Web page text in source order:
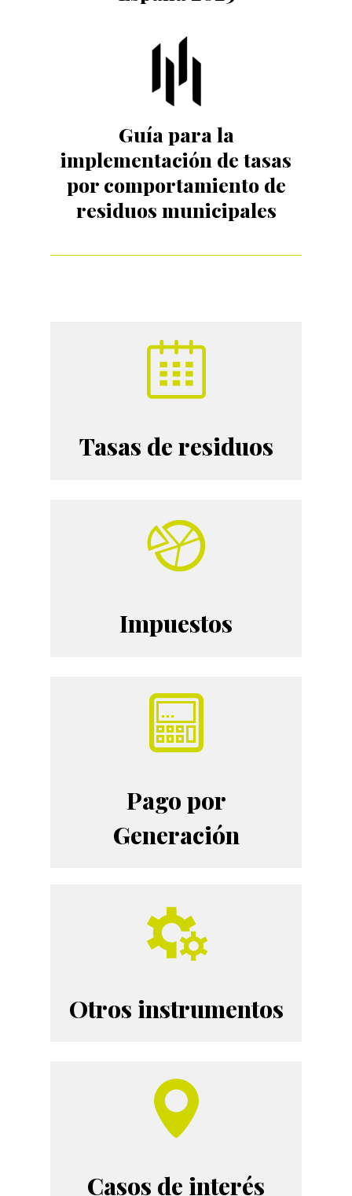
Guía para la
implementación de tasas
por comportamiento de
residuos municipales
Tasas de residuos
Impuestos
Pago por
Generación
Otros instrumentos
Casos de interés